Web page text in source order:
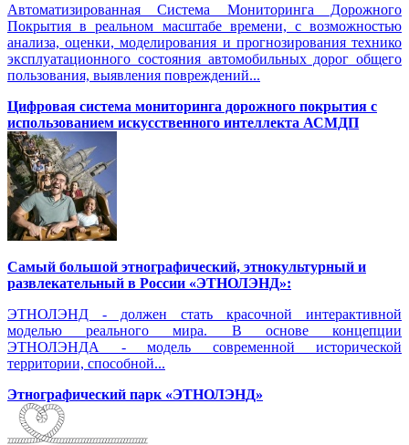
Автоматизированная Система Мониторинга Дорожного
Покрытия в реальном масштабе времени, с возможностью
анализа, оценки, моделирования и прогнозирования технико
эксплуатационного состояния автомобильных дорог общего
пользования, выявления повреждений...
Цифровая система мониторинга дорожного покрытия с
использованием искусственного интеллекта АСМДП
Самый большой этнографический, этнокультурный и
развлекательный в России «ЭТНОЛЭНД»:
ЭТНОЛЭНД - должен стать красочной интерактивной
моделью реального мира. В основе концепции
ЭТНОЛЭНДА - модель современной исторической
территории, способной...
Этнографический парк «ЭТНОЛЭНД»